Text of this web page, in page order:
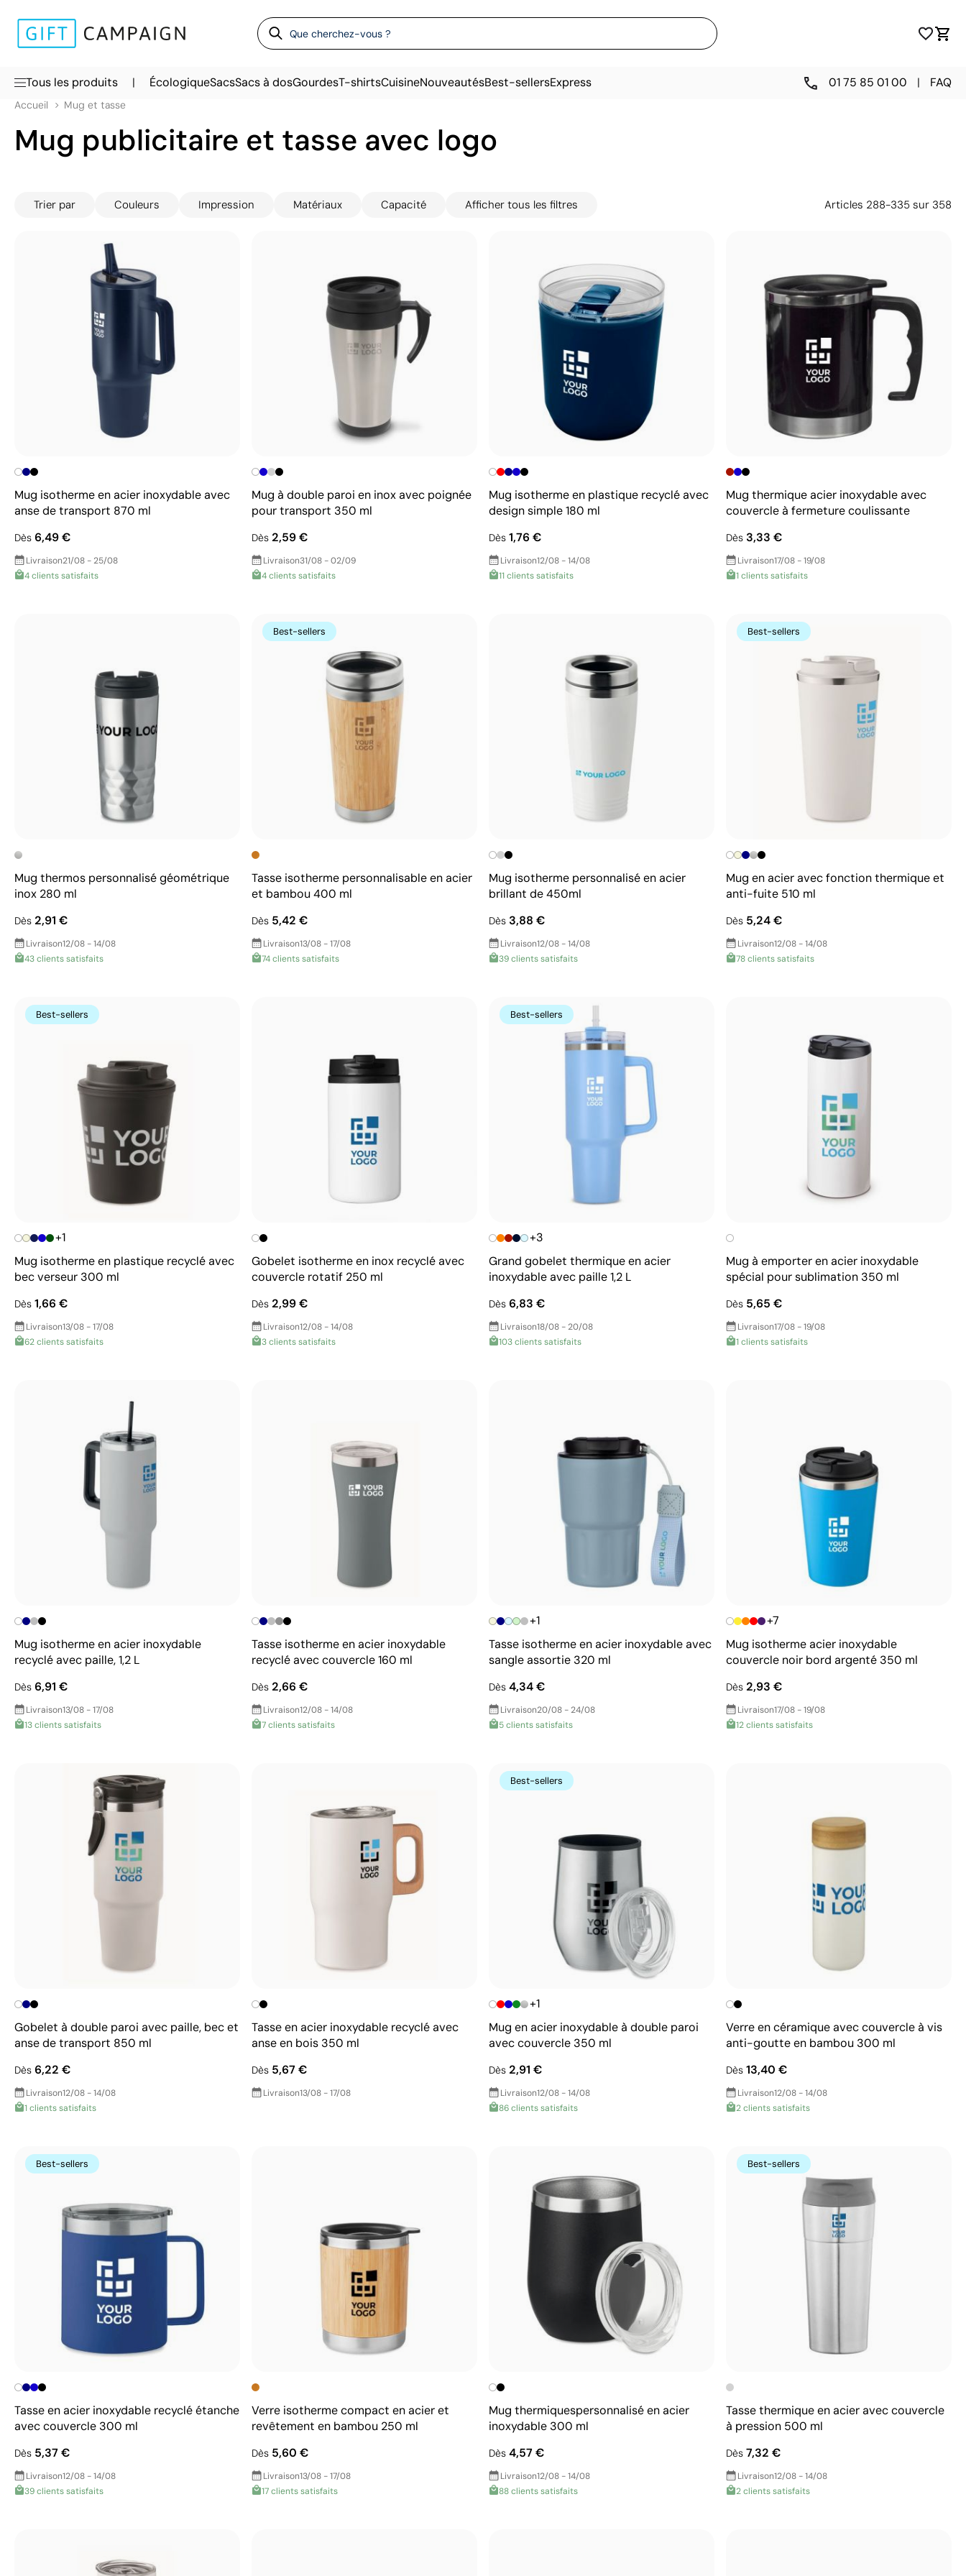
Tous les produits | ÉcologiqueSacsSacs à dosGourdesT-shirtsCuisineNouveautésBest-sellersExpress 01 75 85 01 00 | FAQ
Accueil Mug et tasse
Mug publicitaire et tasse avec logo
Trier par Couleurs Impression Matériaux Capacité Afficher tous les filtres Articles 288-335 sur 358
Mug isotherme en acier inoxydable avec
anse de transport 870 ml
Dès 6,49 €
Livraison21/08 - 25/08
4 clients satisfaits
Mug à double paroi en inox avec poignée
pour transport 350 ml
Dès 2,59 €
Livraison31/08 - 02/09
4 clients satisfaits
Mug isotherme en plastique recyclé avec
design simple 180 ml
Dès 1,76 €
Livraison12/08 - 14/08
11 clients satisfaits
Mug thermique acier inoxydable avec
couvercle à fermeture coulissante
Dès 3,33 €
Livraison17/08 - 19/08
1 clients satisfaits
Mug thermos personnalisé géométrique
inox 280 ml
Dès 2,91 €
Livraison12/08 - 14/08
43 clients satisfaits
Best-sellers
Tasse isotherme personnalisable en acier
et bambou 400 ml
Dès 5,42 €
Livraison13/08 - 17/08
74 clients satisfaits
Mug isotherme personnalisé en acier
brillant de 450ml
Dès 3,88 €
Livraison12/08 - 14/08
39 clients satisfaits
Best-sellers
Mug en acier avec fonction thermique et
anti-fuite 510 ml
Dès 5,24 €
Livraison12/08 - 14/08
78 clients satisfaits
Best-sellers
+1
Mug isotherme en plastique recyclé avec
bec verseur 300 ml
Dès 1,66 €
Livraison13/08 - 17/08
62 clients satisfaits
Gobelet isotherme en inox recyclé avec
couvercle rotatif 250 ml
Dès 2,99 €
Livraison12/08 - 14/08
3 clients satisfaits
Best-sellers
+3
Grand gobelet thermique en acier
inoxydable avec paille 1,2 L
Dès 6,83 €
Livraison18/08 - 20/08
103 clients satisfaits
Mug à emporter en acier inoxydable
spécial pour sublimation 350 ml
Dès 5,65 €
Livraison17/08 - 19/08
1 clients satisfaits
Mug isotherme en acier inoxydable
recyclé avec paille, 1,2 L
Dès 6,91 €
Livraison13/08 - 17/08
13 clients satisfaits
Tasse isotherme en acier inoxydable
recyclé avec couvercle 160 ml
Dès 2,66 €
Livraison12/08 - 14/08
7 clients satisfaits
+1
Tasse isotherme en acier inoxydable avec
sangle assortie 320 ml
Dès 4,34 €
Livraison20/08 - 24/08
5 clients satisfaits
+7
Mug isotherme acier inoxydable
couvercle noir bord argenté 350 ml
Dès 2,93 €
Livraison17/08 - 19/08
12 clients satisfaits
Gobelet à double paroi avec paille, bec et
anse de transport 850 ml
Dès 6,22 €
Livraison12/08 - 14/08
1 clients satisfaits
Tasse en acier inoxydable recyclé avec
anse en bois 350 ml
Dès 5,67 €
Livraison13/08 - 17/08
Best-sellers
+1
Mug en acier inoxydable à double paroi
avec couvercle 350 ml
Dès 2,91 €
Livraison12/08 - 14/08
86 clients satisfaits
Verre en céramique avec couvercle à vis
anti-goutte en bambou 300 ml
Dès 13,40 €
Livraison12/08 - 14/08
2 clients satisfaits
Best-sellers
Tasse en acier inoxydable recyclé étanche
avec couvercle 300 ml
Dès 5,37 €
Livraison12/08 - 14/08
39 clients satisfaits
Verre isotherme compact en acier et
revêtement en bambou 250 ml
Dès 5,60 €
Livraison13/08 - 17/08
17 clients satisfaits
Mug thermiquespersonnalisé en acier
inoxydable 300 ml
Dès 4,57 €
Livraison12/08 - 14/08
88 clients satisfaits
Best-sellers
Tasse thermique en acier avec couvercle
à pression 500 ml
Dès 7,32 €
Livraison12/08 - 14/08
2 clients satisfaits